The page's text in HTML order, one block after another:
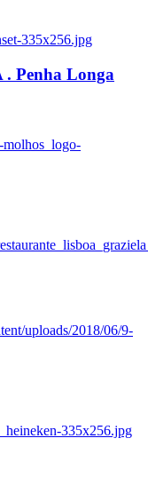
335x256.jpg
Penha Longa
molhos_logo-
uploads/2018/06/9-
335x256.jpg